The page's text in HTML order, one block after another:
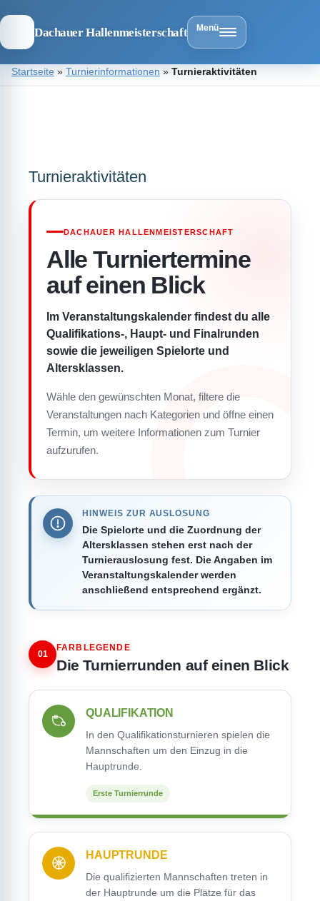
Dachauer Hallenmeisterschaft Menü
ZumStartseite » Turnierinformationen » Turnieraktivitäten
Turnieraktivitäten
DACHAUER HALLENMEISTERSCHAFT
Alle Turniertermine
auf einen Blick
Im Veranstaltungskalender findest du alle
Qualifikations-, Haupt- und Finalrunden
sowie die jeweiligen Spielorte und
Altersklassen.
Wähle den gewünschten Monat, filtere die
Veranstaltungen nach Kategorien und öffne einen
Termin, um weitere Informationen zum Turnier
aufzurufen.
HINWEIS ZUR AUSLOSUNG
Die Spielorte und die Zuordnung der
Altersklassen stehen erst nach der
Turnierauslosung fest. Die Angaben im
Veranstaltungskalender werden
anschließend entsprechend ergänzt.
01
FARBLEGENDE
Die Turnierrunden auf einen Blick
QUALIFIKATION
In den Qualifikationsturnieren spielen die
Mannschaften um den Einzug in die
Hauptrunde.
Erste Turnierrunde
HAUPTRUNDE
Die qualifizierten Mannschaften treten in
der Hauptrunde um die Plätze für das